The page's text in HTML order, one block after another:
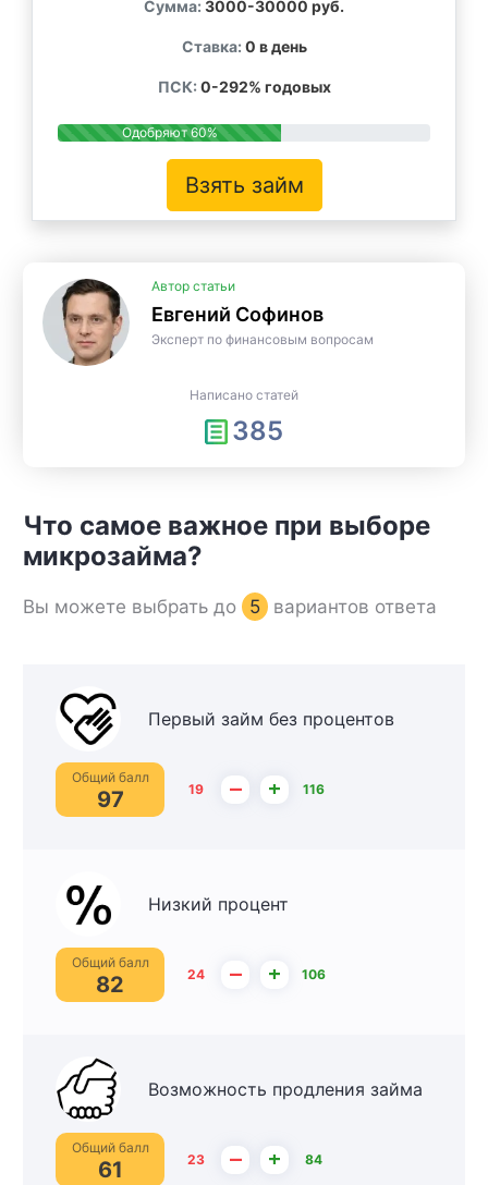
Сумма: 3000-30000 руб.
Ставка: 0 в день
ПСК: 0-292% годовых
Одобряют 60%
Взять займ
Автор статьи
Евгений Софинов
Эксперт по финансовым вопросам
Написано статей
385
Что самое важное при выборе
микрозайма?
Вы можете выбрать до 5 вариантов ответа
Первый займ без процентов
Общий балл
97 19 – + 116
Низкий процент
Общий балл
82 24 – + 106
Возможность продления займа
Общий балл
61 23 – + 84